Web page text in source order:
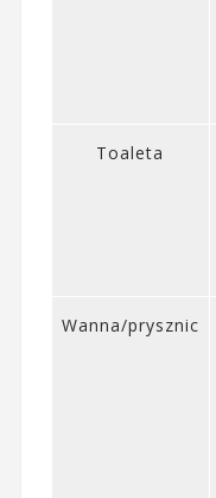
Toaleta
Wanna/prysznic